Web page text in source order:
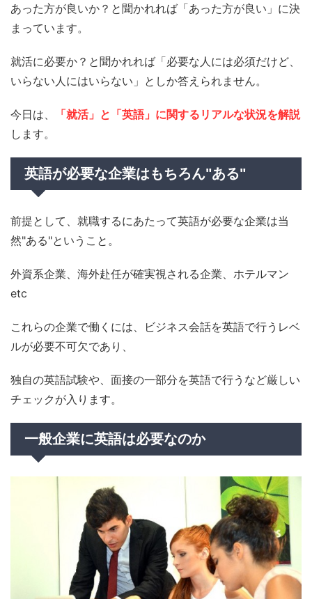
あった方が良いか？と聞かれれば「あった方が良い」に決
まっています。
就活に必要か？と聞かれれば「必要な人には必須だけど、
いらない人にはいらない」としか答えられません。
今日は、
「就活」と「英語」に関するリアルな状況を解説
します。
英語が必要な企業はもちろん"ある"
前提として、就職するにあたって英語が必要な企業は当
然"ある"ということ。
外資系企業、海外赴任が確実視される企業、ホテルマン
etc
これらの企業で働くには、ビジネス会話を英語で行うレベ
ルが必要不可欠であり、
独自の英語試験や、面接の一部分を英語で行うなど厳しい
チェックが入ります。
一般企業に英語は必要なのか